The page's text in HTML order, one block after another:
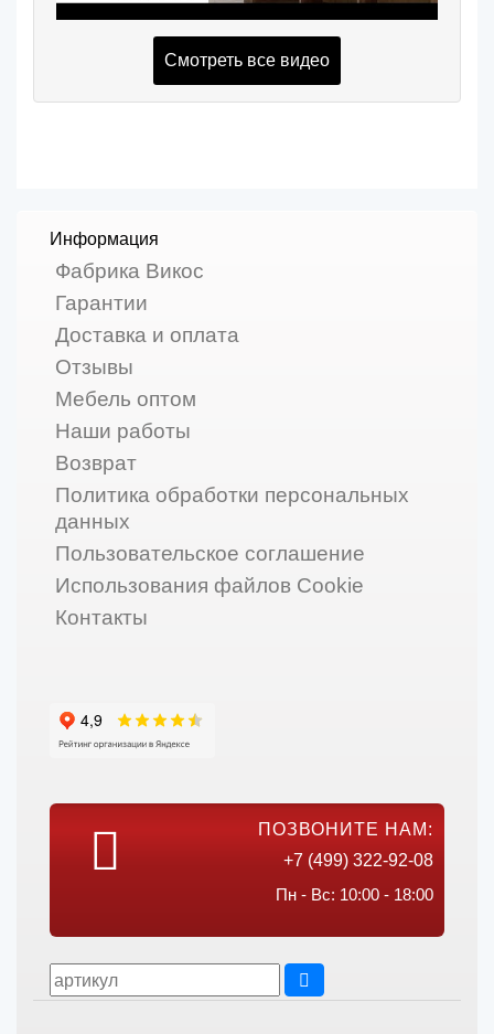
Смотреть все видео
Информация
Фабрика Викос
Гарантии
Доставка и оплата
Отзывы
Мебель оптом
Наши работы
Возврат
Политика обработки персональных
данных
Пользовательское соглашение
Использования файлов Cookie
Контакты
ПОЗВОНИТЕ НАМ:
+7 (499) 322-92-08
Пн - Вс: 10:00 - 18:00